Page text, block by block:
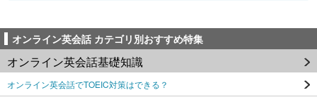
オンライン英会話 カテゴリ別おすすめ特集
オンライン英会話基礎知識
オンライン英会話でTOEIC対策はできる？